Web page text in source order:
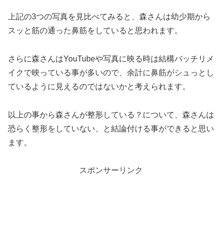
上記の3つの写真を見比べてみると、森さんは幼少期から
スッと筋の通った鼻筋をしていると思われます。
さらに森さんはYouTubeや写真に映る時は結構バッチリメ
イクで映っている事が多いので、余計に鼻筋がシュっとし
ているように見えるのではないかと考えられます。
以上の事から森さんが整形している？について、森さんは
恐らく整形をしていない、と結論付ける事ができると思い
ます。
スポンサーリンク